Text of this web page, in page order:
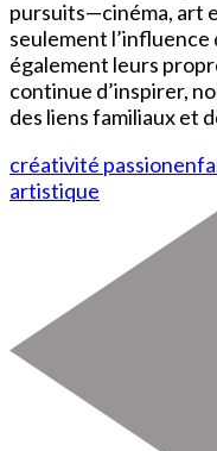
pursuits—cinéma, art
seulement
également leurs
continue d’inspirer,
des liens familiaux et
créativité passion
artistique